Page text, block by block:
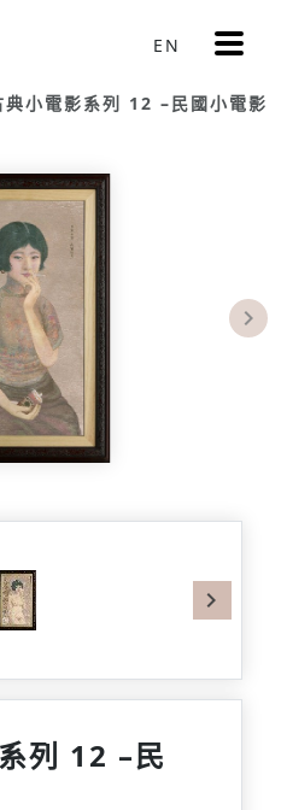
EN 更
多
單
典小電影系列 12 –民國小電影
列 12 –民